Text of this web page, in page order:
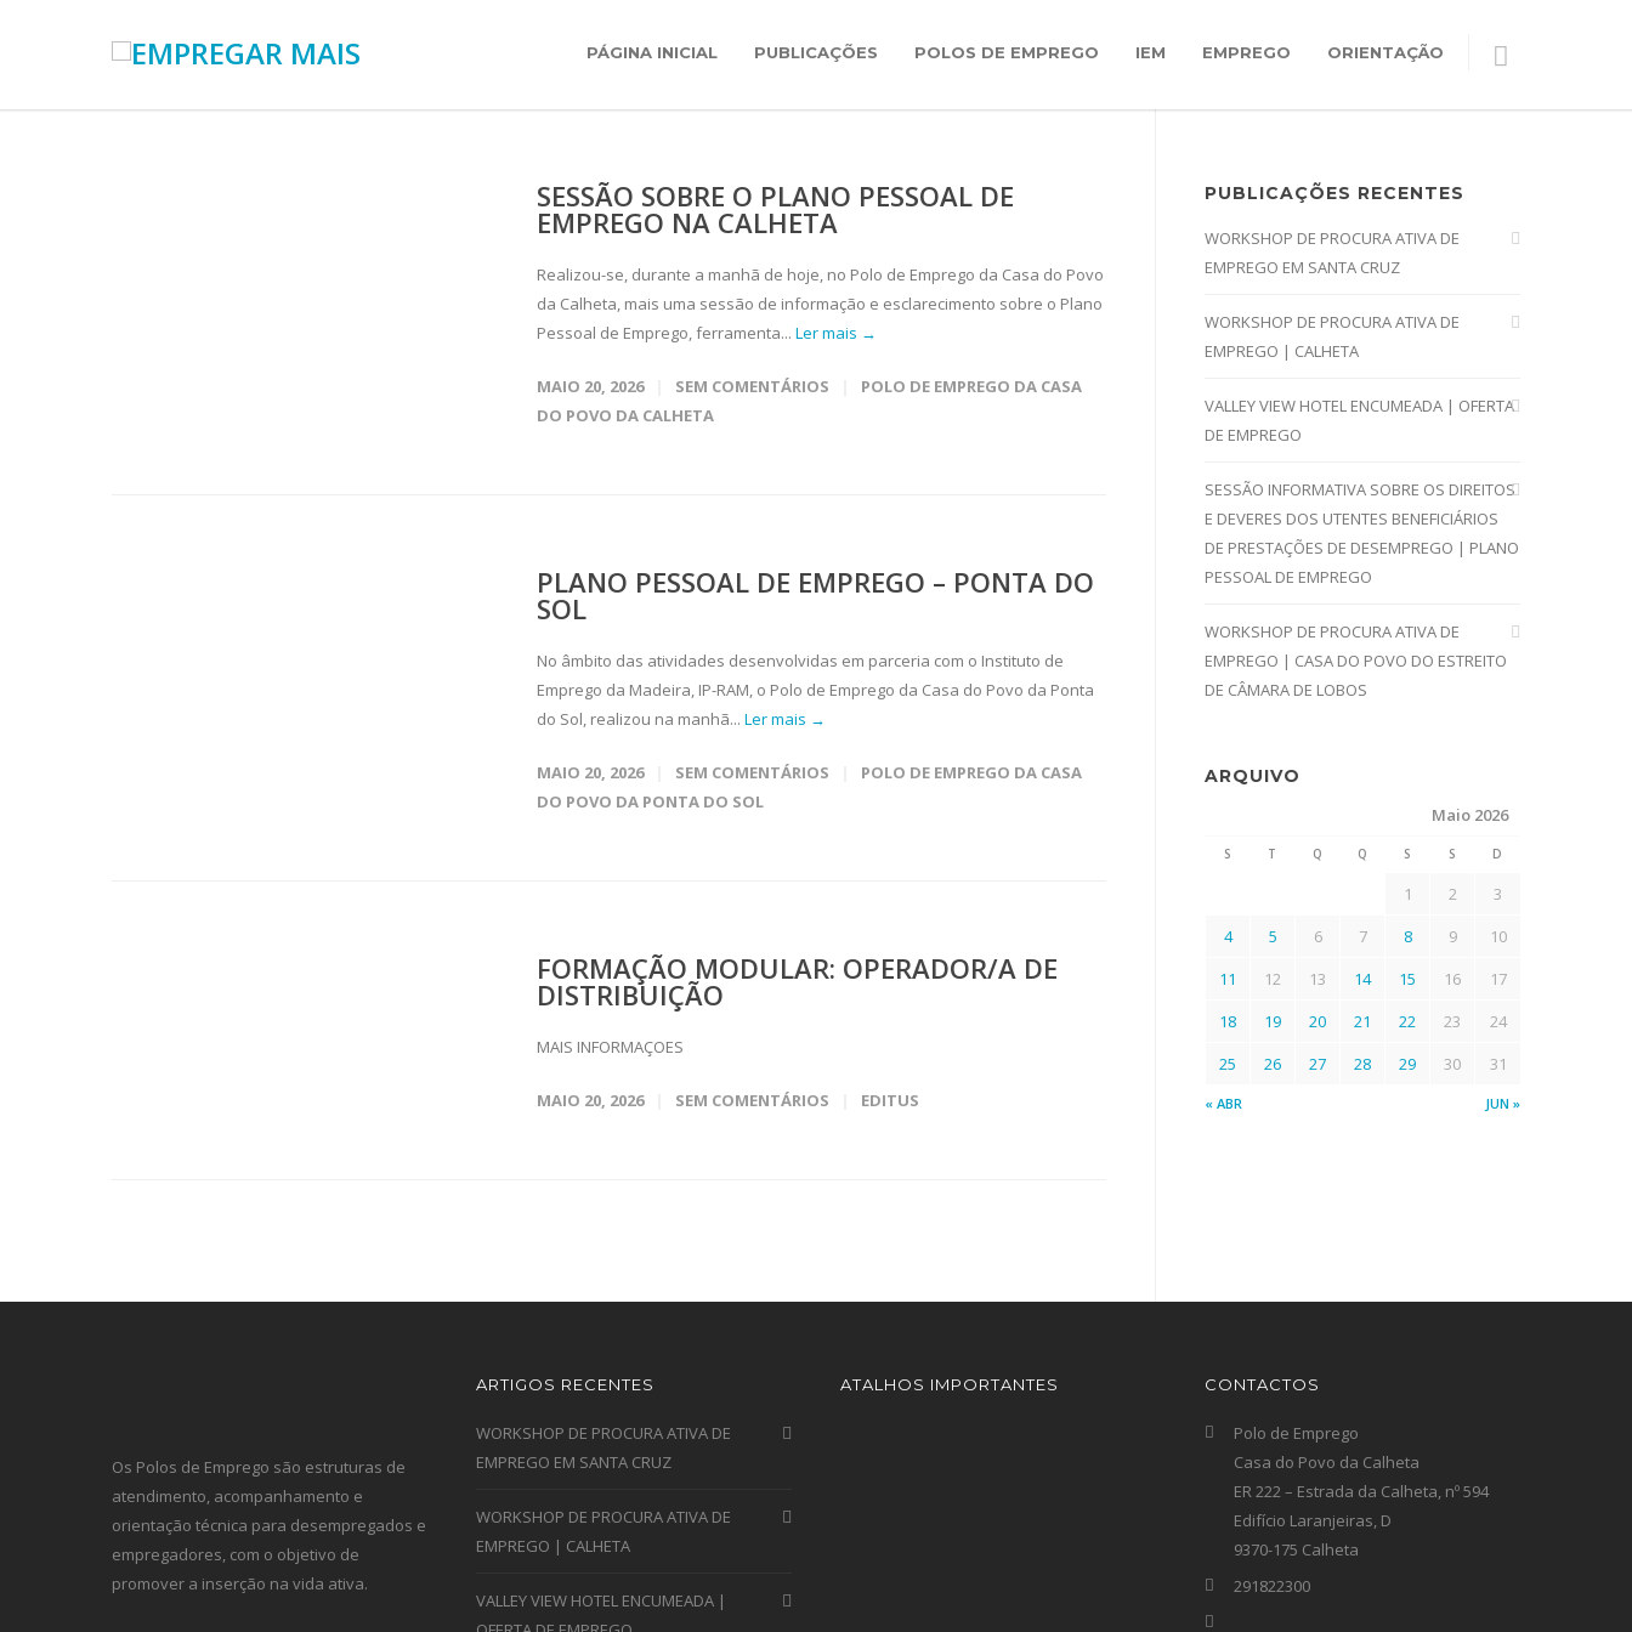
PÁGINA INICIAL PUBLICAÇÕES POLOS DE EMPREGO IEM EMPREGO ORIENTAÇÃO
SESSÃO SOBRE O PLANO PESSOAL DE
EMPREGO NA CALHETA
Realizou-se, durante a manhã de hoje, no Polo de Emprego da Casa do Povo
da Calheta, mais uma sessão de informação e esclarecimento sobre o Plano
Pessoal de Emprego, ferramenta... Ler mais →
MAIO 20, 2026 SEM COMENTÁRIOS
POLO DE EMPREGO DA CASA
DO POVO DA CALHETA
PLANO PESSOAL DE EMPREGO – PONTA DO
SOL
No âmbito das atividades desenvolvidas em parceria com o Instituto de
Emprego da Madeira, IP-RAM, o Polo de Emprego da Casa do Povo da Ponta
do Sol, realizou na manhã... Ler mais →
MAIO 20, 2026 SEM COMENTÁRIOS
POLO DE EMPREGO DA CASA
DO POVO DA PONTA DO SOL
FORMAÇÃO MODULAR: OPERADOR/A DE
DISTRIBUIÇÃO
MAIS INFORMAÇOES
MAIO 20, 2026 SEM COMENTÁRIOS EDITUS
PUBLICAÇÕES RECENTES
WORKSHOP DE PROCURA ATIVA DE
EMPREGO EM SANTA CRUZ
WORKSHOP DE PROCURA ATIVA DE
EMPREGO | CALHETA
VALLEY VIEW HOTEL ENCUMEADA | OFERTA
DE EMPREGO
SESSÃO INFORMATIVA SOBRE OS DIREITOS
E DEVERES DOS UTENTES BENEFICIÁRIOS
DE PRESTAÇÕES DE DESEMPREGO | PLANO
PESSOAL DE EMPREGO
WORKSHOP DE PROCURA ATIVA DE
EMPREGO | CASA DO POVO DO ESTREITO
DE CÂMARA DE LOBOS
ARQUIVO
Maio 2026
S T Q Q S S D
« ABR JUN »
1 2
3
4
5 6 7 8 9
10
11
12 13 14 15 16
17
18
19 20 21 22 23
24
25
26 27 28 29 30 31
Os Polos de Emprego são estruturas de
atendimento, acompanhamento e
orientação técnica para desempregados e
empregadores, com o objetivo de
promover a inserção na vida ativa.
ARTIGOS RECENTES
WORKSHOP DE PROCURA ATIVA DE
EMPREGO EM SANTA CRUZ
WORKSHOP DE PROCURA ATIVA DE
EMPREGO | CALHETA
VALLEY VIEW HOTEL ENCUMEADA |
ATALHOS IMPORTANTES CONTACTOS
Polo de Emprego
Casa do Povo da Calheta
ER 222 – Estrada da Calheta, nº 594
Edifício Laranjeiras, D
9370-175 Calheta
291822300